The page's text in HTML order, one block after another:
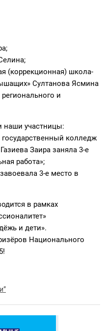
(коррекционная) школа-
Султанова Ясмина
и
наши участницы:
государственный колледж
Заира заняла 3-е
работа»;
3-е место в
в рамках
и дети».
Национального